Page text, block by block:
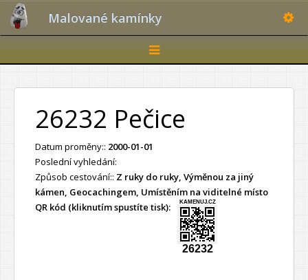
Malované kamínky
Toggle
navigation
26232 Pečice
Datum proměny:: 2000-01-01
Poslední vyhledání:
Způsob cestování:: Z ruky do ruky, Výměnou za jiný
kámen, Geocachingem, Umístěním na viditelné místo
QR kód (kliknutím spustíte tisk):
KAMENUJ.CZ
26232